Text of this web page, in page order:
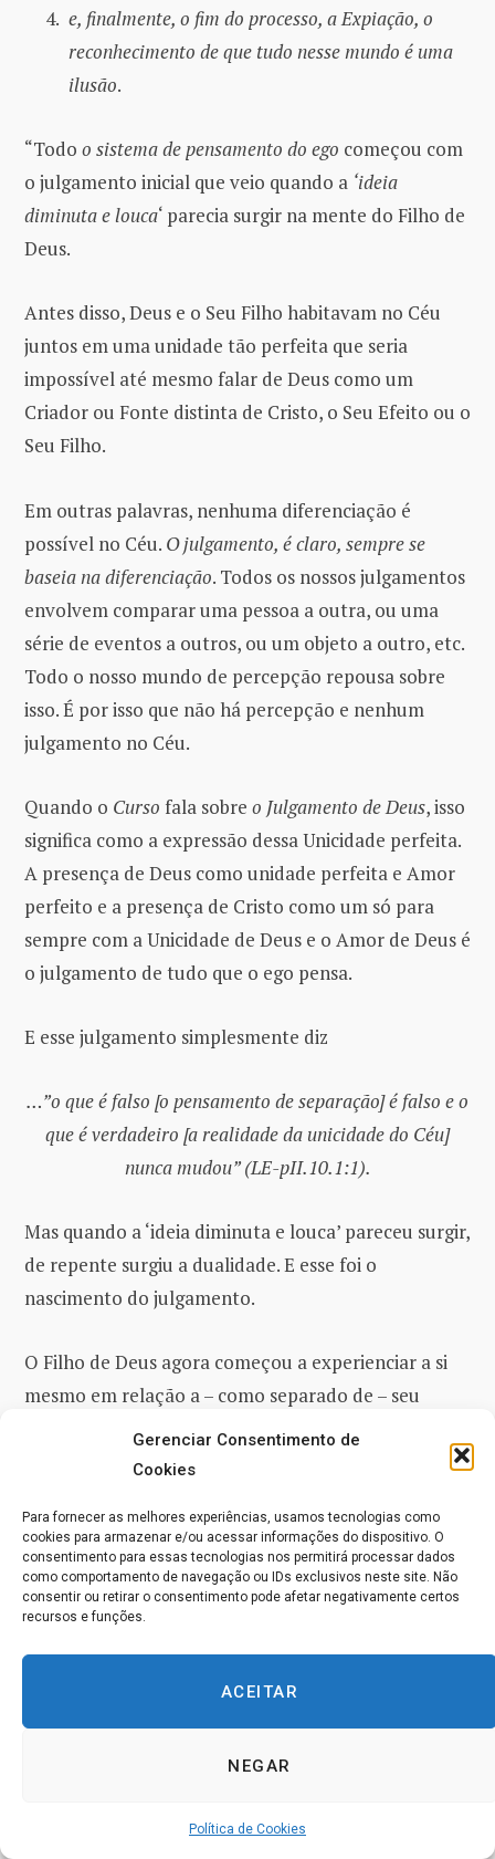
Gerenciar Consentimento de
Cookies
Para fornecer as melhores experiências, usamos tecnologias como
cookies para armazenar e/ou acessar informações do dispositivo. O
consentimento para essas tecnologias nos permitirá processar dados
como comportamento de navegação ou IDs exclusivos neste site. Não
consentir ou retirar o consentimento pode afetar negativamente certos
recursos e funções.
ACEITAR
NEGAR
Política de Cookies
e, finalmente, o fim do processo, a Expiação, o
reconhecimento de que tudo nesse mundo é uma
ilusão.
“Todo o sistema de pensamento do ego começou com
o julgamento inicial que veio quando a ‘ideia
diminuta e louca‘ parecia surgir na mente do Filho de
Deus.
Antes disso, Deus e o Seu Filho habitavam no Céu
juntos em uma unidade tão perfeita que seria
impossível até mesmo falar de Deus como um
Criador ou Fonte distinta de Cristo, o Seu Efeito ou o
Seu Filho.
Em outras palavras, nenhuma diferenciação é
possível no Céu. O julgamento, é claro, sempre se
baseia na diferenciação. Todos os nossos julgamentos
envolvem comparar uma pessoa a outra, ou uma
série de eventos a outros, ou um objeto a outro, etc.
Todo o nosso mundo de percepção repousa sobre
isso. É por isso que não há percepção e nenhum
julgamento no Céu.
Quando o Curso fala sobre o Julgamento de Deus, isso
significa como a expressão dessa Unicidade perfeita.
A presença de Deus como unidade perfeita e Amor
perfeito e a presença de Cristo como um só para
sempre com a Unicidade de Deus e o Amor de Deus é
o julgamento de tudo que o ego pensa.
E esse julgamento simplesmente diz
…”o que é falso [o pensamento de separação] é falso e o
que é verdadeiro [a realidade da unicidade do Céu]
nunca mudou” (LE-pII.10.1:1).
Mas quando a ‘ideia diminuta e louca’ pareceu surgir,
de repente surgiu a dualidade. E esse foi o
nascimento do julgamento.
O Filho de Deus agora começou a experienciar a si
mesmo em relação a – como separado de – seu
Criador e Fonte. E ele não vivenciou esse
relacionamento de uma maneira muito boa. Ele se
que ele não tinha, mas que agora ele tinha o poder
de roubar de Deus o que ele acreditava que estava
vindo para ele.